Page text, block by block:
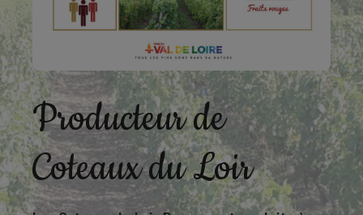
Producteur de
Coteaux du Loir